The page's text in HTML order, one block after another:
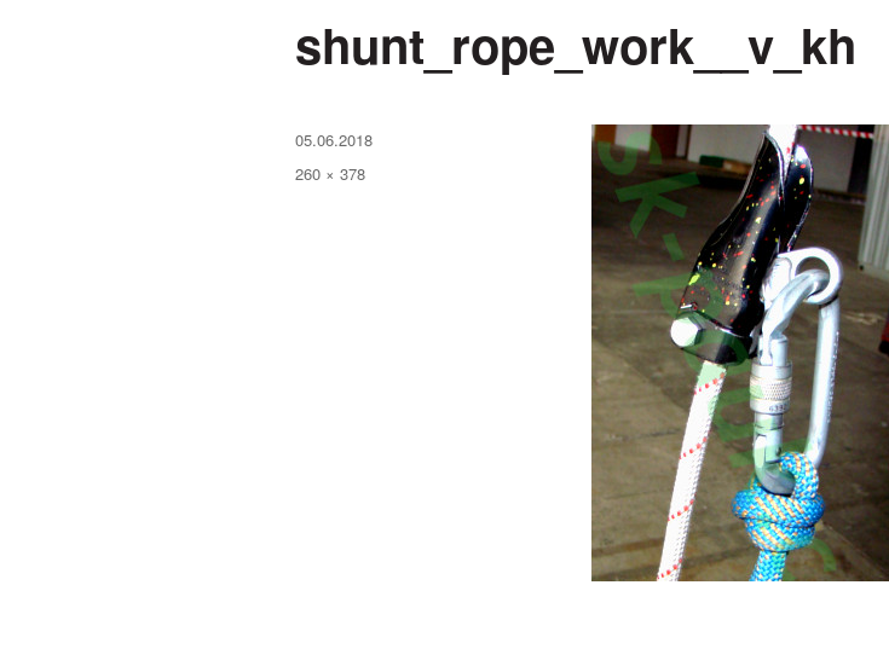
shunt_rope_work__v_kh
Опубликовано
05.06.2018
Полный
260 × 378